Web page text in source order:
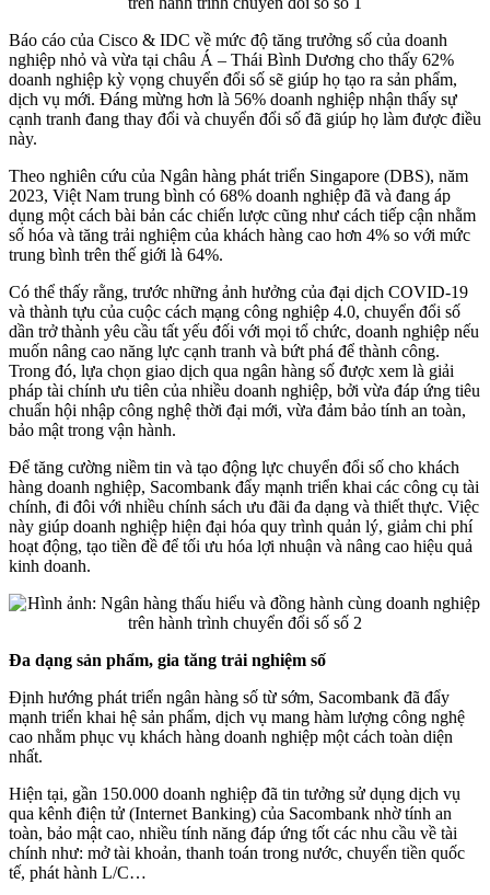
Báo cáo của Cisco & IDC về mức độ tăng trưởng số của doanh
nghiệp nhỏ và vừa tại châu Á – Thái Bình Dương cho thấy 62%
doanh nghiệp kỳ vọng chuyển đổi số sẽ giúp họ tạo ra sản phẩm,
dịch vụ mới. Đáng mừng hơn là 56% doanh nghiệp nhận thấy sự
cạnh tranh đang thay đổi và chuyển đổi số đã giúp họ làm được điều
này.
Theo nghiên cứu của Ngân hàng phát triển Singapore (DBS), năm
2023, Việt Nam trung bình có 68% doanh nghiệp đã và đang áp
dụng một cách bài bản các chiến lược cũng như cách tiếp cận nhằm
số hóa và tăng trải nghiệm của khách hàng cao hơn 4% so với mức
trung bình trên thế giới là 64%.
Có thể thấy rằng, trước những ảnh hưởng của đại dịch COVID-19
và thành tựu của cuộc cách mạng công nghiệp 4.0, chuyển đổi số
dần trở thành yêu cầu tất yếu đối với mọi tổ chức, doanh nghiệp nếu
muốn nâng cao năng lực cạnh tranh và bứt phá để thành công.
Trong đó, lựa chọn giao dịch qua ngân hàng số được xem là giải
pháp tài chính ưu tiên của nhiều doanh nghiệp, bởi vừa đáp ứng tiêu
chuẩn hội nhập công nghệ thời đại mới, vừa đảm bảo tính an toàn,
bảo mật trong vận hành.
Để tăng cường niềm tin và tạo động lực chuyển đổi số cho khách
hàng doanh nghiệp, Sacombank đẩy mạnh triển khai các công cụ tài
chính, đi đôi với nhiều chính sách ưu đãi đa dạng và thiết thực. Việc
này giúp doanh nghiệp hiện đại hóa quy trình quản lý, giảm chi phí
hoạt động, tạo tiền đề để tối ưu hóa lợi nhuận và nâng cao hiệu quả
kinh doanh.
Đa dạng sản phẩm, gia tăng trải nghiệm số
Định hướng phát triển ngân hàng số từ sớm, Sacombank đã đẩy
mạnh triển khai hệ sản phẩm, dịch vụ mang hàm lượng công nghệ
cao nhằm phục vụ khách hàng doanh nghiệp một cách toàn diện
nhất.
Hiện tại, gần 150.000 doanh nghiệp đã tin tưởng sử dụng dịch vụ
qua kênh điện tử (Internet Banking) của Sacombank nhờ tính an
toàn, bảo mật cao, nhiều tính năng đáp ứng tốt các nhu cầu về tài
chính như: mở tài khoản, thanh toán trong nước, chuyển tiền quốc
tế, phát hành L/C…